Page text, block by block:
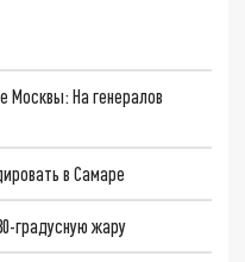
Москвы: На генералов
в Самаре
градусную жару